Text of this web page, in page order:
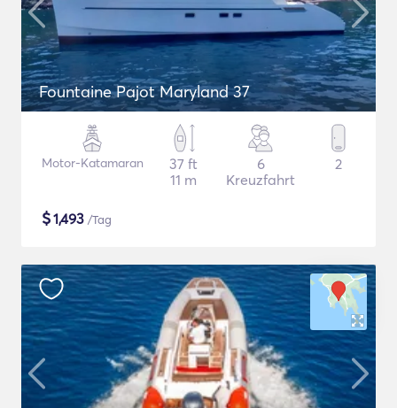
Fountaine Pajot Maryland 37
Motor-Katamaran
37 ft
11 m
6
Kreuzfahrt
2
$1,493 /Tag